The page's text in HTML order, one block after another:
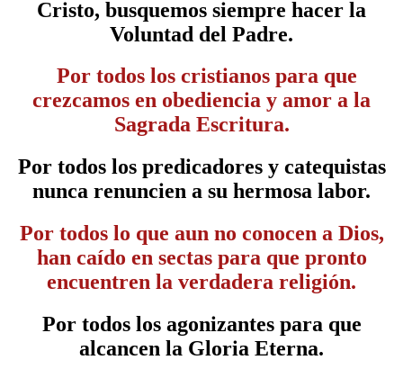
Cristo, busquemos siempre hacer la
Voluntad del Padre.
Por todos los cristianos para que
crezcamos en obediencia y amor a la
Sagrada Escritura.
Por todos los predicadores y catequistas
nunca renuncien a su hermosa labor.
Por todos lo que aun no conocen a Dios,
han caído en sectas para que pronto
encuentren la verdadera religión.
Por todos los agonizantes para que
alcancen la Gloria Eterna.